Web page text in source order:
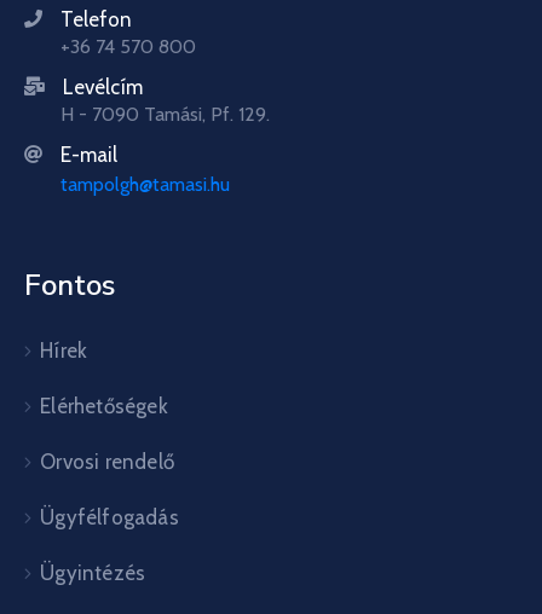
Telefon
+36 74 570 800
Levélcím
H - 7090 Tamási, Pf. 129.
E-mail
tampolgh@tamasi.hu
Fontos
Hírek
Elérhetőségek
Orvosi rendelő
Ügyfélfogadás
Ügyintézés